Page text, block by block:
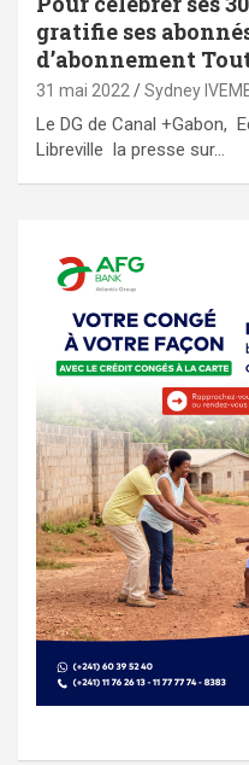
gratifie ses
d’abonnement
31 mai 2022 Sydney
Le DG de Canal +Gabon,
Libreville la presse sur…